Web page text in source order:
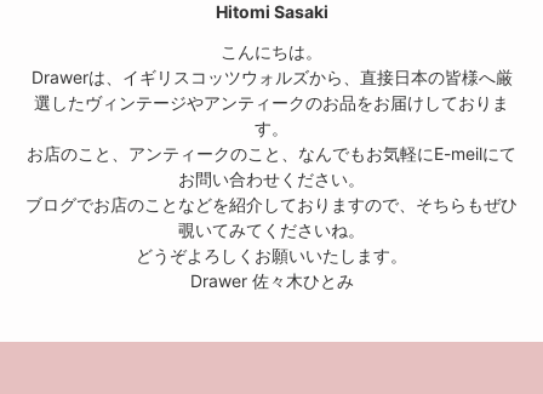
Hitomi Sasaki
こんにちは。
Drawerは、イギリスコッツウォルズから、直接日本の皆様へ厳
選したヴィンテージやアンティークのお品をお届けしておりま
す。
お店のこと、アンティークのこと、なんでもお気軽にE-meilにて
お問い合わせください。
ブログでお店のことなどを紹介しておりますので、そちらもぜひ
覗いてみてくださいね。
どうぞよろしくお願いいたします。
Drawer 佐々木ひとみ